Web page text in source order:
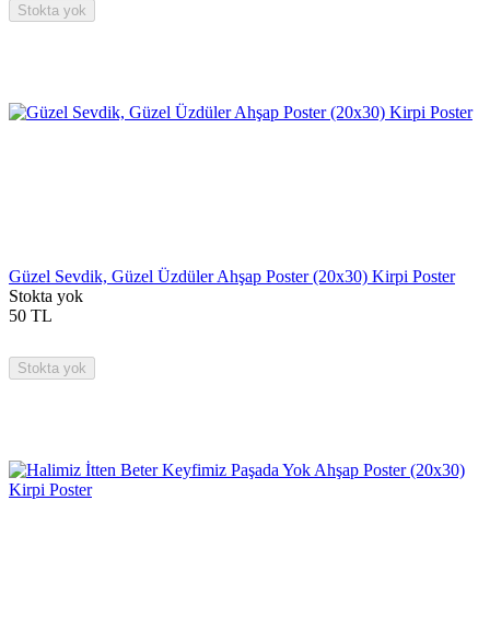
Stokta yok
Güzel Sevdik, Güzel Üzdüler Ahşap Poster (20x30) Kirpi Poster
Stokta yok
50 TL
Stokta yok